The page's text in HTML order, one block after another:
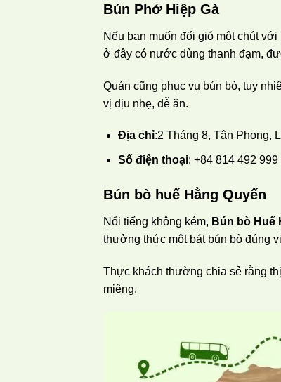
Bún Phở Hiệp Gà
Nếu bạn muốn đổi gió một chút
ở đây có nước dùng thanh đạm,
Quán cũng phục vụ bún bò, tuy
vị dịu nhẹ, dễ ăn.
Địa chỉ:2 Tháng 8, Tân Phong,
Số điện thoại: +84 814 492 999
Bún bò huế Hằng Quyến
Nổi tiếng không kém, Bún bò Huế
thưởng thức một bát bún bò đúng
Thực khách thường chia sẻ rằng
miệng.